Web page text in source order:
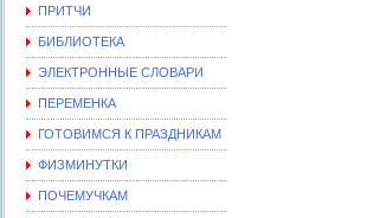
ПРИТЧИ
БИБЛИОТЕКА
ЭЛЕКТРОННЫЕ СЛОВАРИ
ПЕРЕМЕНКА
ГОТОВИМСЯ К ПРАЗДНИКАМ
ФИЗМИНУТКИ
ПОЧЕМУЧКАМ